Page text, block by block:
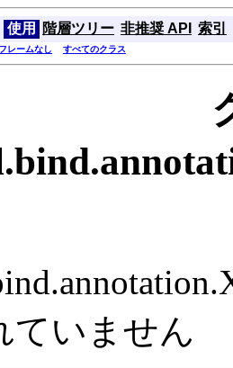
使用 階層ツリー 非推奨 API 索引
フレームなし すべてのクラス
ていません